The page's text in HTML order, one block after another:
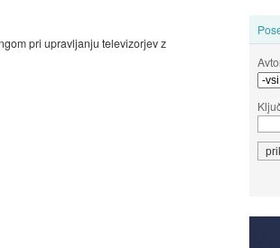
pri upravljanju televizorjev z